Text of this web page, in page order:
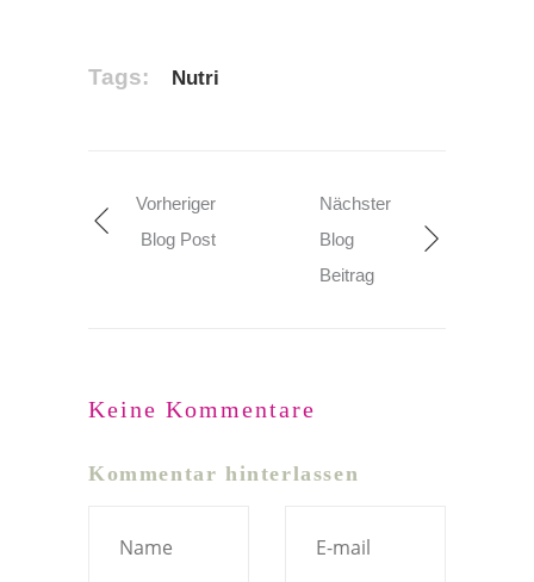
Tags: Nutri
Vorheriger
Blog Post
Nächster
Blog
Beitrag
Keine Kommentare
Kommentar hinterlassen